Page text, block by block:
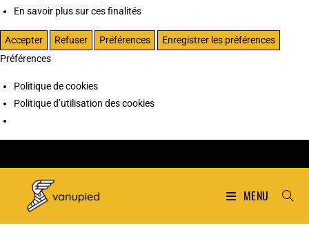
En savoir plus sur ces finalités
Accepter Refuser Préférences
Enregistrer les préférences
Préférences
Politique de cookies
Politique d’utilisation des cookies
MENU